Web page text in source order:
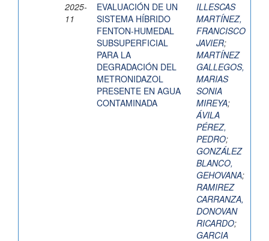
2025-
11
EVALUACIÓN DE UN
SISTEMA HÍBRIDO
FENTON-HUMEDAL
SUBSUPERFICIAL
PARA LA
DEGRADACIÓN DEL
METRONIDAZOL
PRESENTE EN AGUA
CONTAMINADA
ILLESCAS
MARTÍNEZ,
FRANCISCO
JAVIER;
MARTÍNEZ
GALLEGOS,
MARIAS
SONIA
MIREYA;
ÁVILA
PÉREZ,
PEDRO;
GONZÁLEZ
BLANCO,
GEHOVANA;
RAMIREZ
CARRANZA,
DONOVAN
RICARDO;
GARCIA